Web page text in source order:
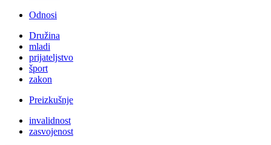
Odnosi
Družina
mladi
prijateljstvo
šport
zakon
Preizkušnje
invalidnost
zasvojenost